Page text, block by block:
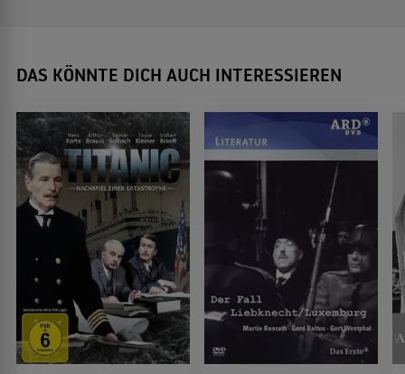
DAS KÖNNTE DICH AUCH INTERESSIEREN